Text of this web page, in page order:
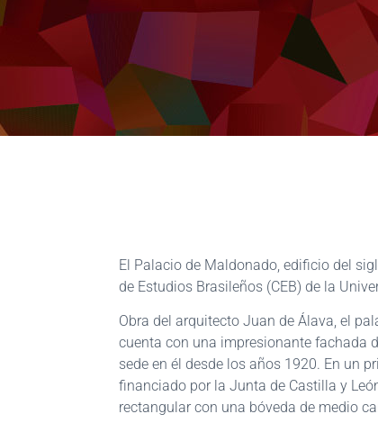
El Palacio de Maldonado, edificio del
de Estudios Brasileños (CEB) de la
Obra del arquitecto Juan de Álava, el
cuenta con una impresionante fachada
sede en él desde los años 1920. En un
financiado por la Junta de Castilla y
rectangular con una bóveda de medio